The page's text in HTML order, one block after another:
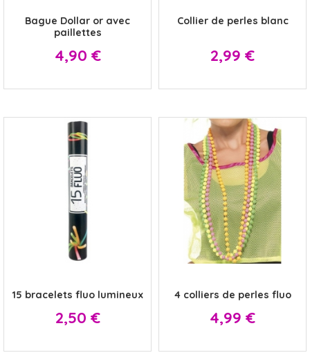
Bague Dollar or avec
paillettes
Prix
4,90 €
Collier de perles blanc
Prix
2,99 €
15 bracelets fluo lumineux
Prix
2,50 €
4 colliers de perles fluo
Prix
4,99 €